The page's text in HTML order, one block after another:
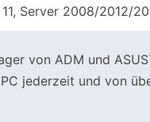
Server 2008/2012/
von ADM und
jederzeit und von